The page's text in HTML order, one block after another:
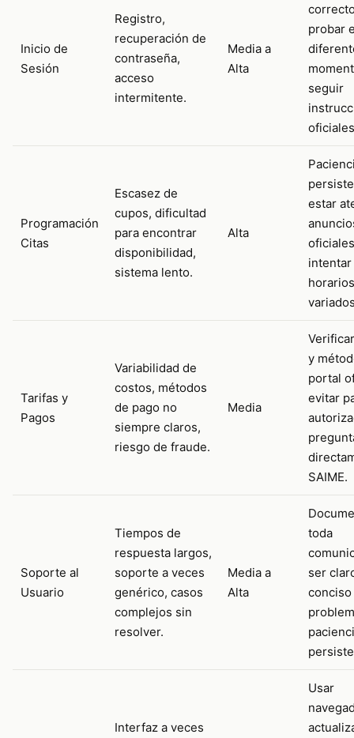
Inicio de
Sesión
Registro,
recuperación de
contraseña,
acceso
intermitente.
Media a
Alta
probar
seguir
Programación
Citas
Escasez de
cupos, dificultad
para encontrar
disponibilidad,
sistema lento.
Alta
estar
horarios
Tarifas y
Pagos
Variabilidad de
costos, métodos
de pago no
siempre claros,
riesgo de fraude.
Media
y
portal
evitar
SAIME.
Soporte al
Usuario
Tiempos de
respuesta largos,
soporte a veces
genérico, casos
complejos sin
resolver.
Media a
Alta
toda
ser
Interfaz a veces
Usar